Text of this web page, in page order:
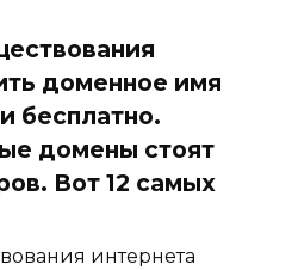
доменное имя
бесплатно.
домены стоят
Вот 12 самых
интернета